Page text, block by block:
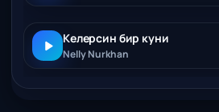
Келерсин бир куни
Nelly Nurkhan